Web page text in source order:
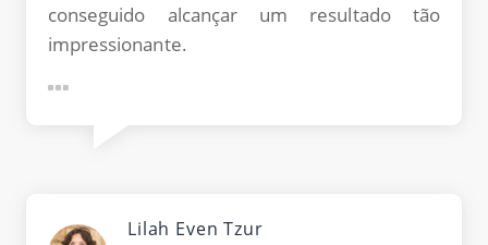
conseguido alcançar um resultado tão
impressionante.
Lilah Even Tzur